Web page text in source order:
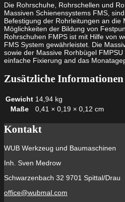
Die Rohrschuhe, Rohrschellen und
Massiven Schienensystems FMS,
Befestigung der Rohrleitungen an die
Möglichkeiten der Bildung von
Rohrschuhen FMPS ist mit Hilfe von
FMS System gewährleistet. Die
sowie der Massive Rorhbügel
einfache Fixierung and das
Zusätzliche Informationen
Gewicht 14,94 kg
Maße
0,41 × 0,19 × 0,12 cm
Kontakt
WUB Werkzeug und Baumaschinen
Inh. Sven Medrow
Schwarzenbach 32 9701 Spittal/Drau
office@wubmal.com